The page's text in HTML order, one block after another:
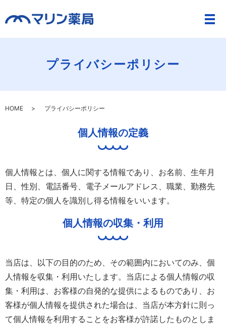
プライバシーポリシー
HOME プライバシーポリシー
個人情報の定義
個人情報とは、個人に関する情報であり、お名前、生年月
日、性別、電話番号、電子メールアドレス、職業、勤務先
等、特定の個人を識別し得る情報をいいます。
個人情報の収集・利用
当店は、以下の目的のため、その範囲内においてのみ、個
人情報を収集・利用いたします。当店による個人情報の収
集・利用は、お客様の自発的な提供によるものであり、お
客様が個人情報を提供された場合は、当店が本方針に則っ
て個人情報を利用することをお客様が許諾したものとしま